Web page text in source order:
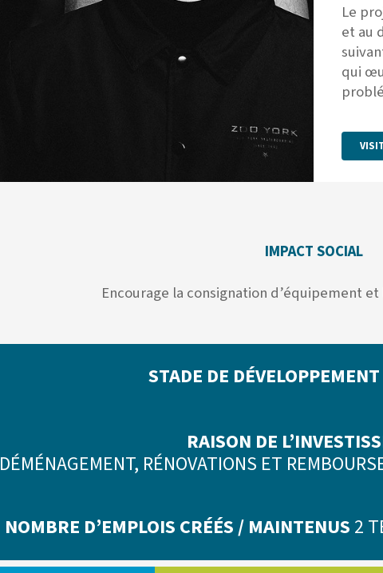
Le
et au
qui
IMPACT SOCIAL
Encourage la consignation d’équipement
STADE DE DÉVELOPPEMENT
RAISON DE
DÉMÉNAGEMENT, RÉNOVATIONS ET
NOMBRE D’EMPLOIS CRÉÉS / MAINTENUS 2